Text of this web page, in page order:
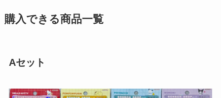
購入できる商品一覧
Aセット